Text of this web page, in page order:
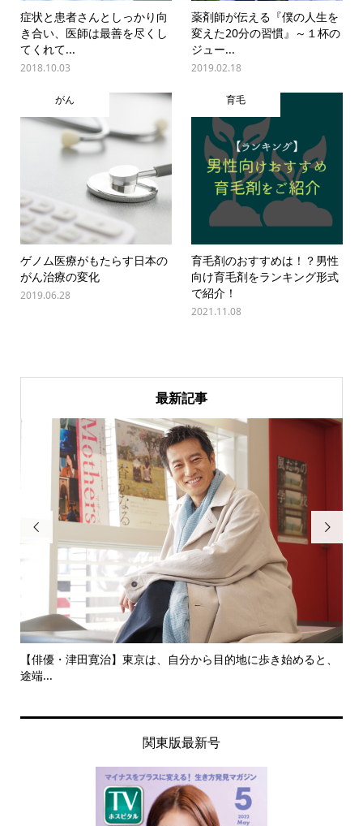
症状と患者さんとしっかり向
き合い、医師は最善を尽くし
てくれて...
2018.10.03
薬剤師が伝える『僕の人生を
変えた20分の習慣』～１杯の
ジュー...
2019.02.18
がん
ゲノム医療がもたらす日本の
がん治療の変化
2019.06.28
育毛
育毛剤のおすすめは！？男性
向け育毛剤をランキング形式
で紹介！
2021.11.08
最新記事

【俳優・津田寛治】東京は、自分から目的地に歩き始めると、
途端...

関東版最新号